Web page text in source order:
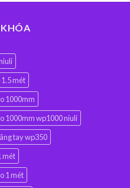
mét
1000mm
1000mm wp1000 niuli
tay wp350
mét
1 mét